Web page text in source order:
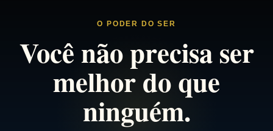
O PODER DO SER
Você não precisa ser
melhor do que
ninguém.